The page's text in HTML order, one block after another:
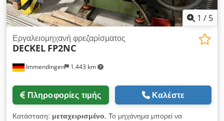
1 / 5
Immendingen 1.443 km
Εργαλειομηχανή φρεζαρίσματος
DECKEL FP2NC
Πληροφορίες τιμής Καλέστε
Κατάσταση: μεταχειρισμένο, Το μηχάνημα μπορεί να